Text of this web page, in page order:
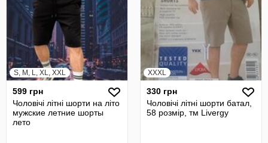
S, M, L, XL, XXL
599 грн
Чоловічі літні шорти на літо
мужские летние шорты
лето
XXXL
330 грн
Чоловічі літні шорти батал,
58 розмір, тм Livergy